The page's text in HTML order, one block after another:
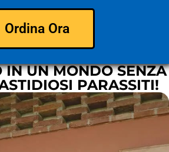
Ordina Ora
IN UN MONDO SENZA
PARASSITI!